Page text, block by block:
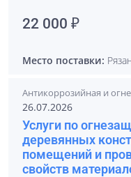
22 000 ₽
Место поставки:
Антикоррозийная и
26.07.2026
Услуги по
деревянных
помещений и
свойств